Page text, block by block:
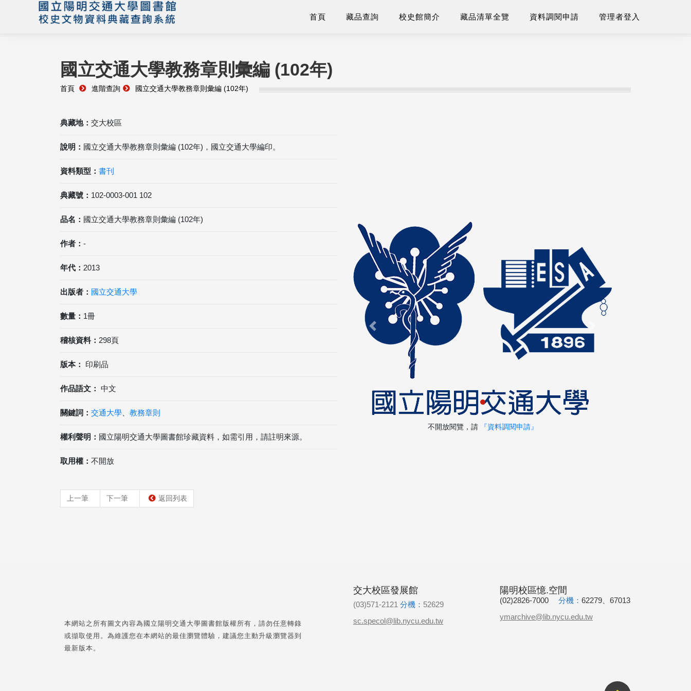
首頁 藏品查詢 校史館簡介 藏品清單全覽 資料調閱申請 管理者登入
國立交通大學教務章則彙編 (102年)
首頁 進階查詢 國立交通大學教務章則彙編 (102年)
典藏地： 交大校區
說明： 國立交通大學教務章則彙編 (102年)，國立交通大學編印。
資料類型： 書刊
典藏號： 102-0003-001 102
品名： 國立交通大學教務章則彙編 (102年)
作者： -
年代： 2013
出版者： 國立交通大學
數量： 1冊
稽核資料： 298頁
版本： 印刷品
作品語文： 中文
關鍵詞： 交通大學 教務章則
權利聲明： 國立陽明交通大學圖書館珍藏資料，如需引用，請註明來源。
取用權： 不開放
上一筆 下一筆 返回列表
Previous
不開放閱覽，請 『資料調閱申請』
本網站之所有圖文內容為國立陽明交通大學圖書館版權所有，請勿任意轉錄
或擷取使用。為維護您在本網站的最佳瀏覽體驗，建議您主動升級瀏覽器到
最新版本。
交大校區發展館
(03)571-2121 分機： 52629
sc.specol@lib.nycu.edu.tw
陽明校區憶.空間
(02)2826-7000 分機： 62279、67013
ymarchive@lib.nycu.edu.tw